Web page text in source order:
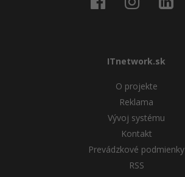
ITnetwork.sk
O projekte
Reklama
Vývoj systému
Kontakt
Prevádzkové podmienky
RSS